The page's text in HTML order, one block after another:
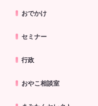
おでかけ
セミナー
行政
おやこ相談室